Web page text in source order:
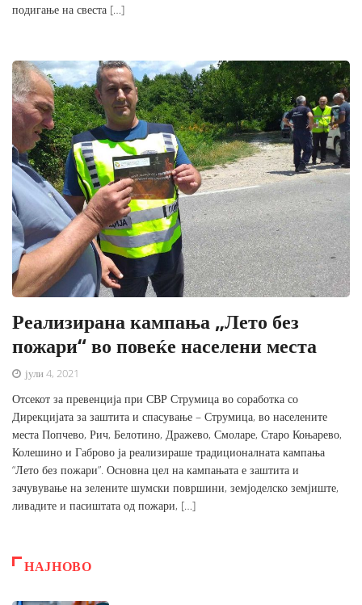
подигање на свеста […]
Реализирана кампања „Лето без
пожари“ во повеќе населени места
јули 4, 2021
Отсекот за превенција при СВР Струмица во соработка со
Дирекцијата за заштита и спасување – Струмица, во населените
места Попчево, Рич, Белотино, Дражево, Смоларе, Старо Коњарево,
Колешино и Габрово ја реализираше традиционалната кампања
“Лето без пожари”. Основна цел на кампањата е заштита и
зачувување на зелените шумски површини, земјоделско земјиште,
ливадите и пасиштата од пожари, […]
НАЈНОВО